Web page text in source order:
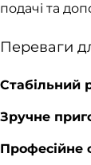
подачі та
Переваги
Стабільний
Зручне
Професійне